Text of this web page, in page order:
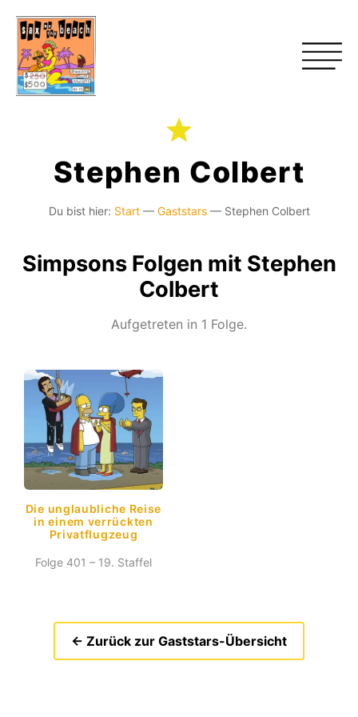
Stephen Colbert
Du bist hier: Start— Gaststars— Stephen Colbert
Simpsons Folgen mit Stephen
Colbert
Aufgetreten in 1 Folge.
Die unglaubliche Reise
in einem verrückten
Privatflugzeug
Folge 401 – 19. Staffel
← Zurück zur Gaststars-Übersicht